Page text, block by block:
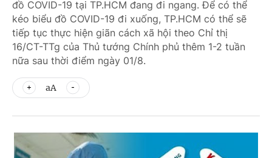
đồ COVID-19 tại TP.HCM đang đi ngang. Để có thể
kéo biểu đồ COVID-19 đi xuống, TP.HCM có thể sẽ
tiếp tục thực hiện giãn cách xã hội theo Chỉ thị
16/CT-TTg của Thủ tướng Chính phủ thêm 1-2 tuần
nữa sau thời điểm ngày 01/8.
aA